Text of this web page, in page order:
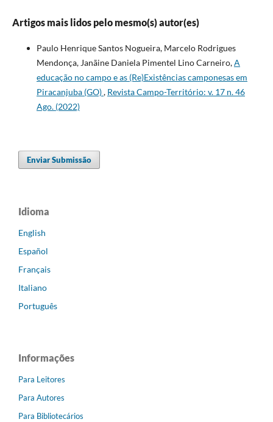
Artigos mais lidos pelo mesmo(s) autor(es)
Paulo Henrique Santos Nogueira, Marcelo Rodrigues
Mendonça, Janãine Daniela Pimentel Lino Carneiro,A
educação no campo e as (Re)Existências camponesas em
Piracanjuba (GO), Revista Campo-Território: v. 17 n. 46
Ago. (2022)
Enviar Submissão
Idioma
English
Español
Français
Italiano
Português
Informações
Para Leitores
Para Autores
Para Bibliotecários